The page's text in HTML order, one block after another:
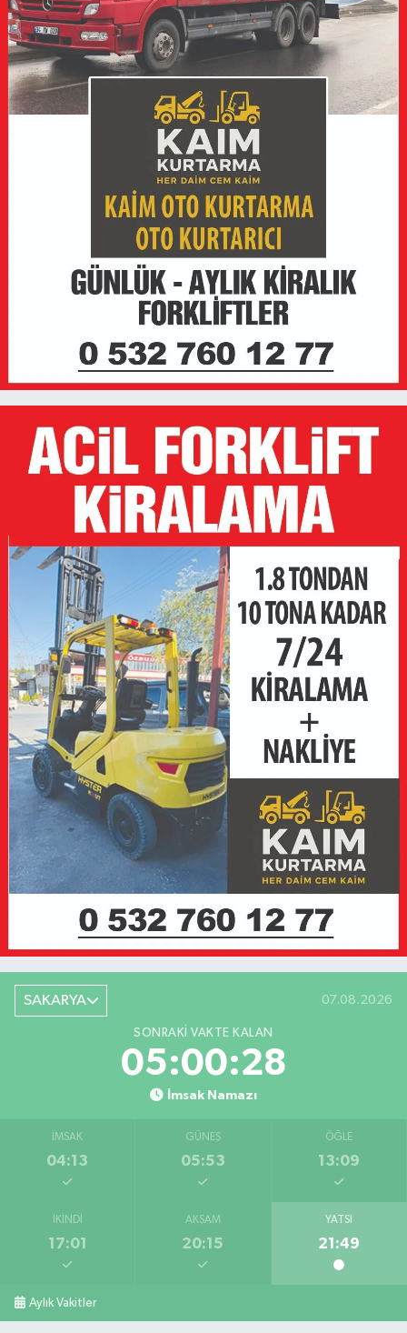
SAKARYA 07.08.2026
SONRAKI VAKTE KALAN
05:00:28
İmsak Namazı
İMSAK
04:13
GÜNEŞ
05:53
ÖĞLE
13:09
İKINDI
17:01
AKŞAM
20:15
YATSI
21:49
Aylık Vakitler